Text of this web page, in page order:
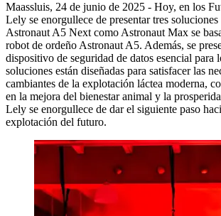
Maassluis, 24 de junio de 2025 - Hoy, en los
Lely se enorgullece de presentar tres
Astronaut A5 Next como Astronaut Max se
robot de ordeño Astronaut A5. Además, se
dispositivo de seguridad de datos esencial para
soluciones están diseñadas para satisfacer las
cambiantes de la explotación láctea moderna,
en la mejora del bienestar animal y la
Lely se enorgullece de dar el siguiente paso
explotación del futuro.